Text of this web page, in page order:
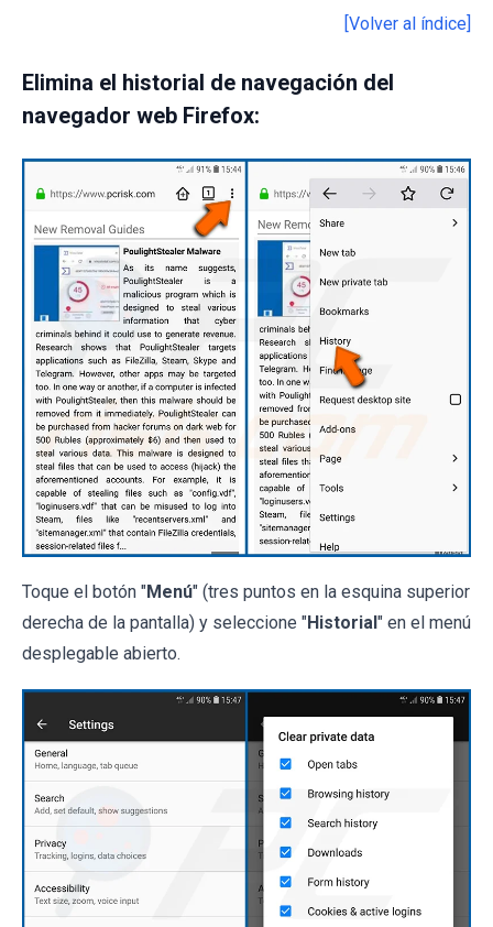
[Volver al índice]
Elimina el historial de navegación del
navegador web Firefox:
Toque el botón "Menú" (tres puntos en la esquina superior
derecha de la pantalla) y seleccione "Historial" en el menú
desplegable abierto.